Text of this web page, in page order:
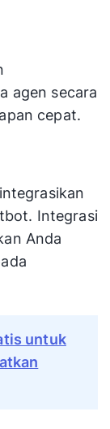
agen secara
cepat.
Integrasi
Anda
untuk